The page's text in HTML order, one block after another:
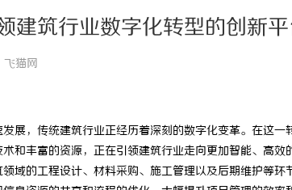
建筑行业数字化转型的创新
猫网
展，传统建筑行业正经历着深刻的数字化变革。在这
和丰富的资源，正在引领建筑行业走向更加智能、高效
域的工程设计、材料采购、施工管理以及后期维护等